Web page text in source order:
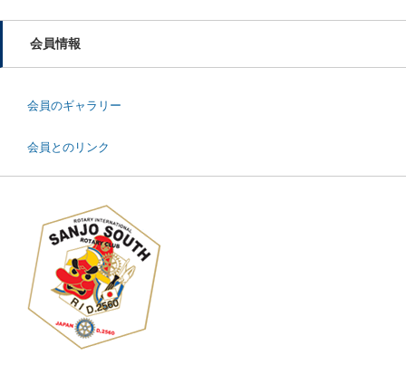
会員情報
会員のギャラリー
会員とのリンク